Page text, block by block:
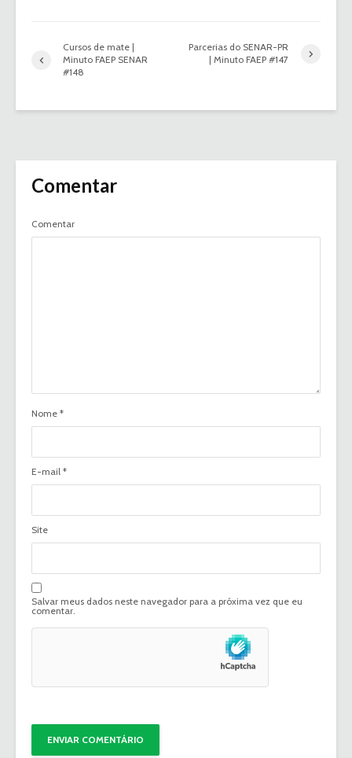
Cursos de mate |
Minuto FAEP SENAR
#148
Parcerias do SENAR-PR
| Minuto FAEP #147
Comentar
Comentar
Nome *
E-mail *
Site
Salvar meus dados neste navegador para a próxima vez que eu
comentar.